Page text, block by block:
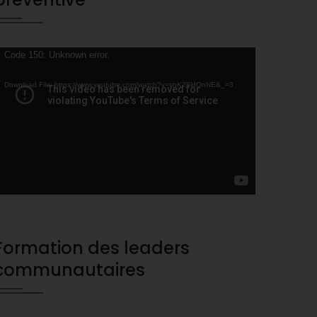
Code 150: Unknown error.
Download File: https://www.youtube.com/watch?v=shK28ldQnNE&_=3
des leaders